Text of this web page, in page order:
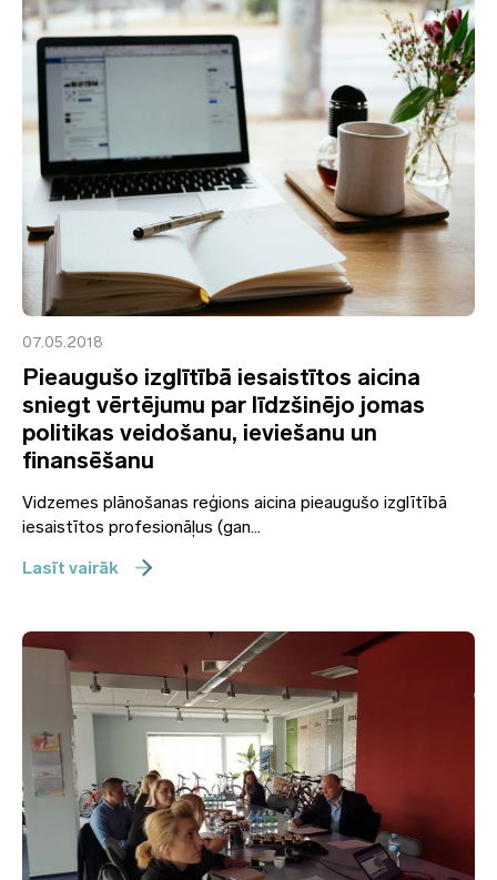
07.05.2018
Pieaugušo izglītībā iesaistītos aicina
sniegt vērtējumu par līdzšinējo jomas
politikas veidošanu, ieviešanu un
finansēšanu
Vidzemes plānošanas reģions aicina pieaugušo izglītībā
iesaistītos profesionāļus (gan...
Lasīt vairāk